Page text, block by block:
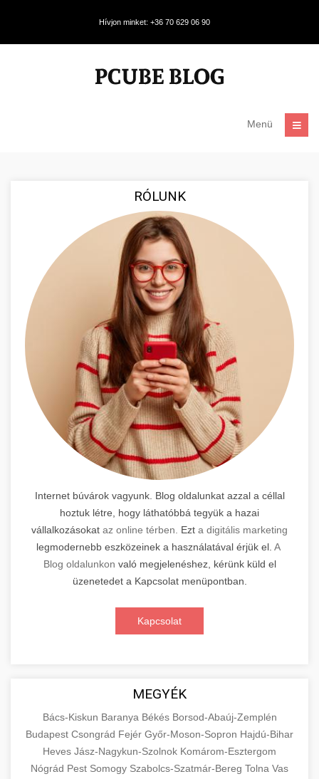
Hívjon minket: +36 70 629 06 90
Menü
RÓLUNK
Internet búvárok vagyunk. Blog oldalunkat azzal a céllal
hoztuk létre, hogy láthatóbbá tegyük a hazai
vállalkozásokat az online térben. Ezt a digitális marketing
legmodernebb eszközeinek a használatával érjük el. A
Blog oldalunkon való megjelenéshez, kérünk küld el
üzenetedet a Kapcsolat menüpontban.
Kapcsolat
MEGYÉK
Bács-Kiskun Baranya Békés Borsod-Abaúj-Zemplén
Budapest Csongrád Fejér Győr-Moson-Sopron Hajdú-Bihar
Heves Jász-Nagykun-Szolnok Komárom-Esztergom
Nógrád Pest Somogy Szabolcs-Szatmár-Bereg Tolna Vas